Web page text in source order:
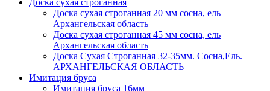
Доска сухая строганная 20 мм сосна, ель
Архангельская область
Доска сухая строганная 45 мм сосна, ель
Архангельская область
Доска Сухая Строганная 32-35мм. Сосна,Ель.
АРХАНГЕЛЬСКАЯ ОБЛАСТЬ
Имитация бруса
Имитация бруса 16мм